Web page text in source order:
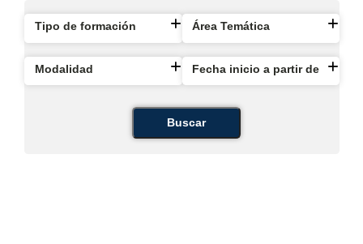
Tipo de formación Área Temática
Modalidad Fecha inicio a partir de
Buscar